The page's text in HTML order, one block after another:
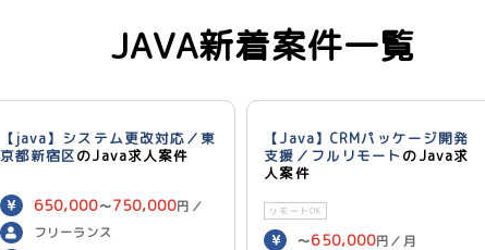
JAVA新着案件一覧
【java】システム更改対応／東
京都新宿区のJava求人案件
650,000〜750,000円／
月
フリーランス
【Java】CRMパッケージ開発
支援／フルリモートのJava求
人案件
リモートOK
〜650,000円／月